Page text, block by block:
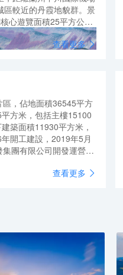
較近的丹霞地貌群。景
心遊覽面積25平方公
類型地貌景觀。景區主
、孤峰、幽谷、一線
絲路雄鷹、飛天探秘、九
水墨丹霞旅遊景區本著
適度開發」的原則，依
旅遊市場，培育蘭州文
遊的新高地。
查看更多
，佔地面積36545平方
方米，包括主樓15100
築面積11930平方米，
開工建設，2019年5月
團有限公司開發運營，
區集文化展示、觀光、旅
，四、五樓餐飲服務
館和沉浸式全息智能媒
區，十一樓黃河檔案展
雲上茗居，十五樓光影
同時配套黃河頌·《大有
查看更多